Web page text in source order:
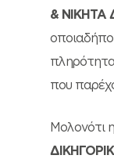
& ΝΙΚΗΤΑ
που
Μολονότι η